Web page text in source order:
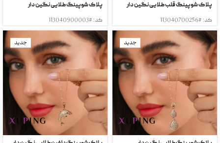
پلاک شوپینگ قلب طلایی نگین دار
کد: #113040700256
پلاک شوپینگ طلایی نگین دار
کد: #113040900003
جدید جدید